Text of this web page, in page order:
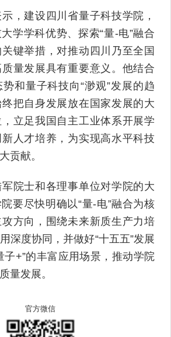
建设四川省量子科技学院，
学学科优势、探索“量-电”融合
键举措，对推动四川乃至全国
量发展具有重要意义。他结合
和量子科技向“渺观”发展的趋
把自身发展放在国家发展的大
立足我国自主工业体系开展学
人才培养，为实现高水平科技
贡献。
士和各理事单位对学院的大
要尽快明确以“量-电”融合为核
方向，围绕未来新质生产力培
深度协同，并做好“十五五”发展
子+”的丰富应用场景，推动学院
量发展。
官方微信